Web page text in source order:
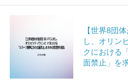
【世界8団
し、オリン
クにおける
面禁止」を